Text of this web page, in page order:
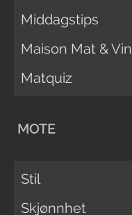
Middagstips
Maison Mat & Vin
Matquiz
MOTE
Stil
Skjønnhet